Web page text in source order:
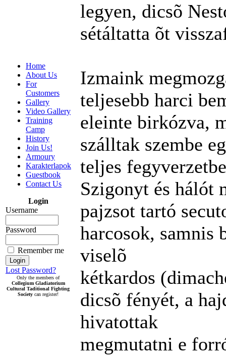
Home
About Us
For
Customers
Gallery
Video Gallery
Training
Camp
History
Join Us!
Armoury
Karakterlapok
Guestbook
Contact Us
Login
Username
Password
Remember me
Lost Password?
Only the members of
Collegium Gladiatorium
Cultural Taditional Fighting
Society can register!
legyen, dicsõ
sétáltatta õt
Izmaink
teljesebb harci
eleinte birkózva,
szálltak szembe
teljes
Szigonyt és hálót
pajzsot tartó
harcosok, samnis
viselõ
kétkardos
dicsõ fényét, a
hivatottak
megmutatni e